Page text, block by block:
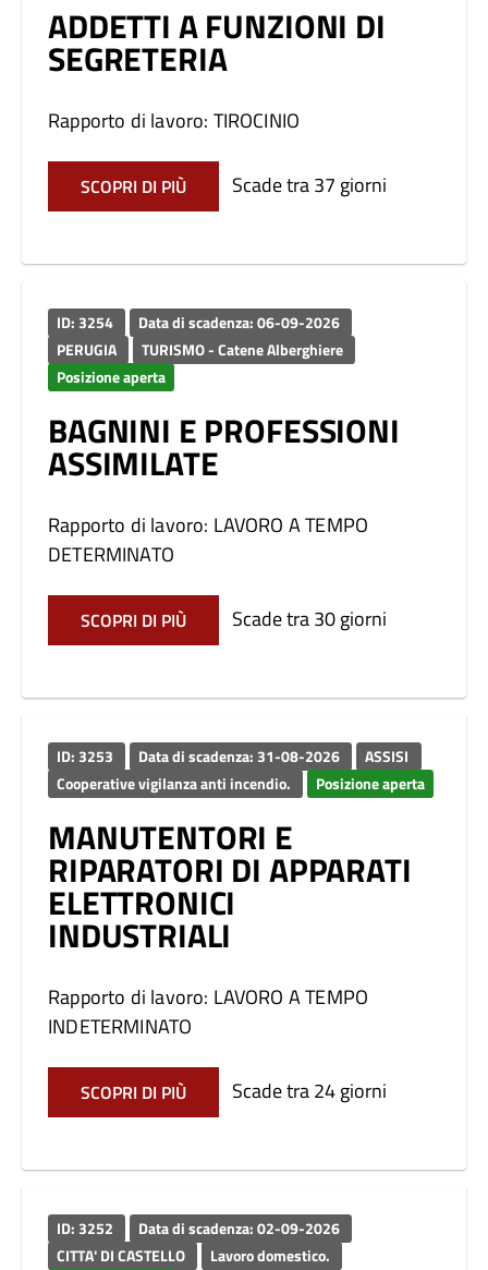
ADDETTI A FUNZIONI DI
SEGRETERIA
Rapporto di lavoro: TIROCINIO
SCOPRI DI PIÙ Scade tra 37 giorni
ID: 3254
Data di scadenza: 06-09-2026
PERUGIA
TURISMO - Catene Alberghiere
Posizione aperta
BAGNINI E PROFESSIONI
ASSIMILATE
Rapporto di lavoro: LAVORO A TEMPO
DETERMINATO
SCOPRI DI PIÙ Scade tra 30 giorni
ID: 3253 Data di scadenza: 31-08-2026
ASSISI
Cooperative vigilanza anti incendio.
Posizione aperta
MANUTENTORI E
RIPARATORI DI APPARATI
ELETTRONICI
INDUSTRIALI
Rapporto di lavoro: LAVORO A TEMPO
INDETERMINATO
SCOPRI DI PIÙ Scade tra 24 giorni
ID: 3252
Data di scadenza: 02-09-2026
CITTA' DI CASTELLO
Lavoro domestico.